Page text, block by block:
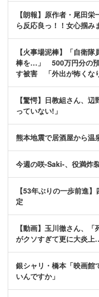
【朗報】原作者・尾田
ら反応良っ！！女心掴み
【火事場泥棒】「自衛
棒を…」 500万円分の預
す被害 「外出が怖くな
【驚愕】日教組さん、
っていない!」
熊本地震で居酒屋から
今週の咲-Saki-、役満炸
【53年ぶりの一歩前進
定
【動画】玉川徹さん、
がクソすぎて更に大炎
銀シャリ・橋本「映画館
いんですか」